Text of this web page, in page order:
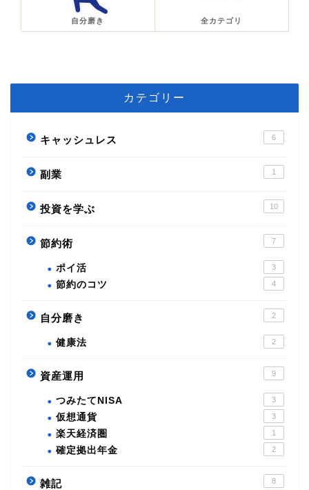
自分磨き 全カテゴリ
カテゴリー
キャッシュレス 6
副業 1
投資を学ぶ 10
節約術 7
ポイ活 3
節約のコツ 4
自分磨き 2
健康法 2
資産運用 9
つみたてNISA 3
仮想通貨 3
楽天経済圏 1
確定拠出年金 2
雑記 8